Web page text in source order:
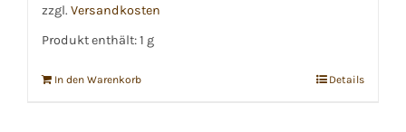
zzgl. Versandkosten
Produkt enthält: 1 g
In den Warenkorb Details